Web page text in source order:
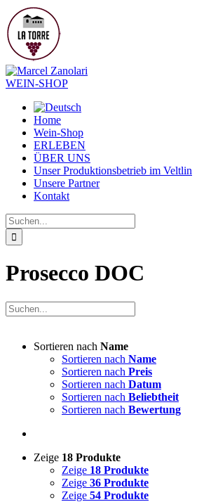
Zum
Inhalt
springen
WEIN-SHOP
Home
Wein-Shop
ERLEBEN
ÜBER UNS
Unser Produktionsbetrieb im Veltlin
Unsere Partner
Kontakt
Suche
nach:
Prosecco DOC
Sortieren nach Name
Sortieren nach Name
Sortieren nach Preis
Sortieren nach Datum
Sortieren nach Beliebtheit
Sortieren nach Bewertung
Zeige 18 Produkte
Zeige 18 Produkte
Zeige 36 Produkte
Zeige 54 Produkte